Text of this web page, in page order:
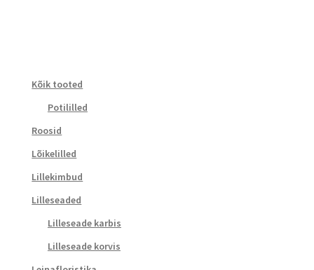
Kõik tooted
Potililled
Roosid
Lõikelilled
Lillekimbud
Lilleseaded
Lilleseade karbis
Lilleseade korvis